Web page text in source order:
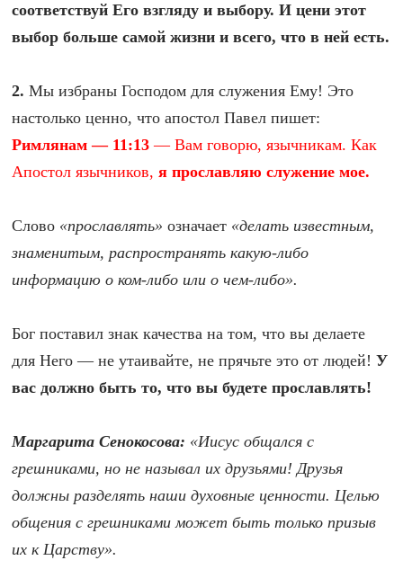
соответствуй Его взгляду и выбору. И цени этот
выбор больше самой жизни и всего, что в ней есть.
2. Мы избраны Господом для служения Ему! Это
настолько ценно, что апостол Павел пишет:
Римлянам — 11:13 — Вам говорю, язычникам. Как
Апостол язычников,я прославляю служение мое.
Слово «прославлять» означает «делать известным,
знаменитым, распространять какую-либо
информацию о ком-либо или о чем-либо».
Бог поставил знак качества на том, что вы делаете
для Него — не утаивайте, не прячьте это от людей!У
вас должно быть то, что вы будете прославлять!
Маргарита Сенокосова: «Иисус общался с
грешниками, но не называл их друзьями! Друзья
должны разделять наши духовные ценности. Целью
общения с грешниками может быть только призыв
их к Царству».